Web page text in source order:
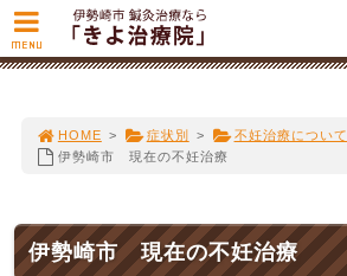
HOME > 症状別 > 不妊治療について
伊勢崎市 現在の不妊治療
伊勢崎市 現在の不妊治療
MENU